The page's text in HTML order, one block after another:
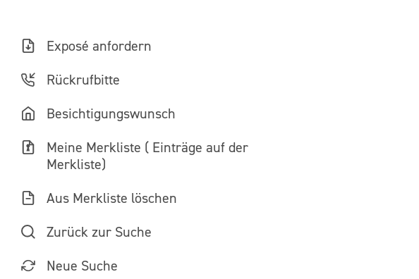
Exposé anfordern
Rückrufbitte
Besichtigungswunsch
Meine Merkliste (Einträge auf der
Merkliste)
Aus Merkliste löschen
Zurück zur Suche
Neue Suche